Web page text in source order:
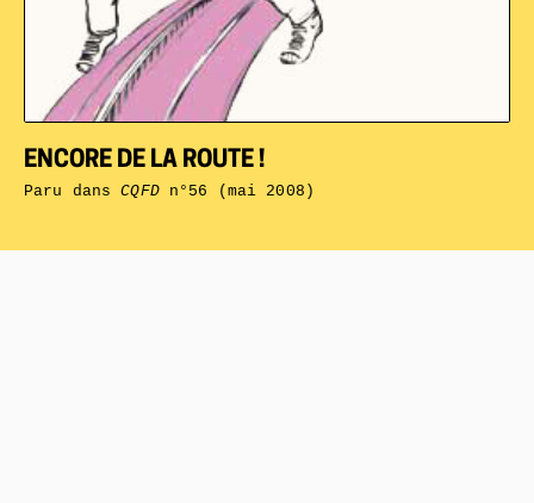
ENCORE DE LA ROUTE !
Paru dansCQFDn°56 (mai 2008)